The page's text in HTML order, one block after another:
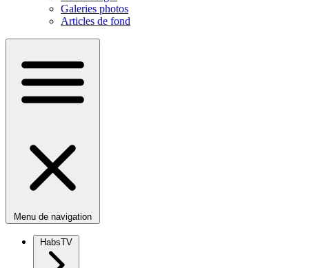
Galeries photos
Articles de fond
Menu de navigation
HabsTV